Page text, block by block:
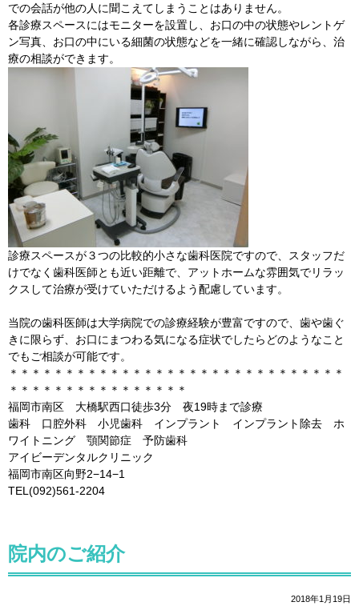
での会話が他の人に聞こえてしまうことはありません。
各診療スペースにはモニターを設置し、お口の中の状態やレントゲ
ン写真、お口の中にいる細菌の状態などを一緒に確認しながら、治
療の相談ができます。
診療スペースが３つの比較的小さな歯科医院ですので、スタッフだ
けでなく歯科医師とも近い距離で、アットホームな雰囲気でリラッ
クスして治療が受けていただけるよう配慮しています。
当院の歯科医師は大学病院での診療経験が豊富ですので、歯や歯ぐ
きに限らず、お口にまつわる気になる症状でしたらどのようなこと
でもご相談が可能です。
＊＊＊＊＊＊＊＊＊＊＊＊＊＊＊＊＊＊＊＊＊＊＊＊＊＊＊＊＊＊
＊＊＊＊＊＊＊＊＊＊＊＊＊＊＊＊
福岡市南区 大橋駅西口徒歩3分 夜19時まで診療
歯科 口腔外科 小児歯科 インプラント インプラント除去 ホ
ワイトニング 顎関節症 予防歯科
アイビーデンタルクリニック
福岡市南区向野2−14−1
TEL(092)561-2204
院内のご紹介
2018年1月19日